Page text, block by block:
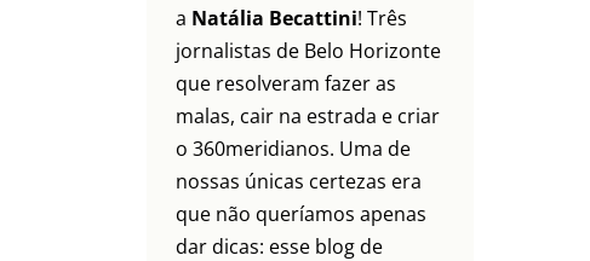
a Natália Becattini! Três
jornalistas de Belo Horizonte
que resolveram fazer as
malas, cair na estrada e criar
o 360meridianos. Uma de
nossas únicas certezas era
que não queríamos apenas
dar dicas: esse blog de